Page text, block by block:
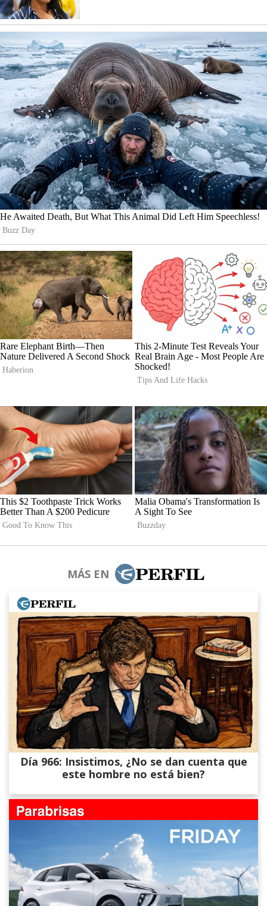
MÁS EN
Día 966: Insistimos, ¿No se dan cuenta que
este hombre no está bien?